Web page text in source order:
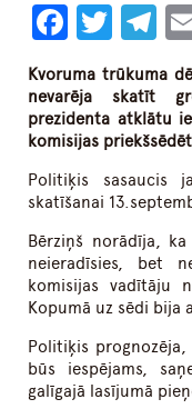
Kvoruma trūkuma
nevarēja skatīt
prezidenta atklātu
komisijas
Politiķis sasaucis
skatīšanai
Bērziņš norādīja,
neieradīsies, bet
komisijas vadītāju
Kopumā uz sēdi
Politiķis
būs iespējams,
galīgajā lasījumā